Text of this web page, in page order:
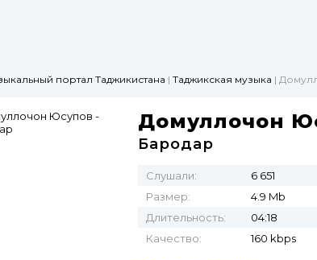
портал Таджикистана | Таджикская музыка |
Домуллочон
Бародар
Слушали:
6 651
Размер:
4.9 Mb
Длительность:
04:18
Качество:
160 kbps